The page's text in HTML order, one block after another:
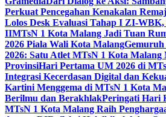
Perkuat Pencegahan Kenakalan
Lolos Desk Evaluasi Tahap I ZI-
IIMTsN 1 Kota Malang Jadi Tuan
2026 Piala Wali Kota MalangGemuruh
2026: Satu Atlet MTsN 1 Kota
ProvinsiHari Pertama UM 2026 di
Integrasi Kecerdasan Digital dan
Kartini Menggema di MTsN 1 Kota
Berilmu dan BerakhlakPeringati Hari
MTsN 1 Kota Malang Raih